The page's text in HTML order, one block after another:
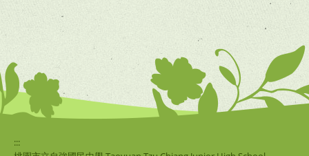
:::